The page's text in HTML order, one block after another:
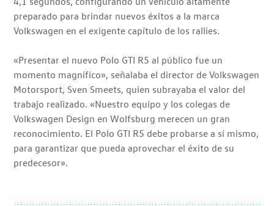
preparado para brindar nuevos éxitos a la marca
Volkswagen en el exigente capítulo de los rallies.
«Presentar el nuevo Polo GTI R5 al público fue un
momento magnífico», señalaba el director de Volkswagen
Motorsport, Sven Smeets, quien subrayaba el valor del
trabajo realizado. «Nuestro equipo y los colegas de
Volkswagen Design en Wolfsburg merecen un gran
reconocimiento. El Polo GTI R5 debe probarse a sí mismo,
para garantizar que pueda aprovechar el éxito de su
predecesor».